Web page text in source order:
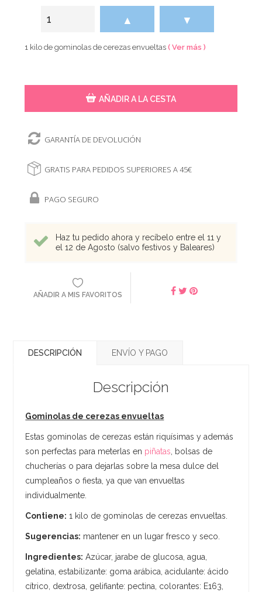
▲ ▼
1 kilo de gominolas de cerezas envueltas( Ver más )
AÑADIR A LA CESTA
GARANTÍA DE DEVOLUCIÓN
GRATIS PARA PEDIDOS SUPERIORES A 45€
PAGO SEGURO
Haz tu pedido ahora y recíbelo entre el 11 y
el 12 de Agosto (salvo festivos y Baleares)
AÑADIR A MIS FAVORITOS
DESCRIPCIÓN ENVÍO Y PAGO
Descripción
Gominolas de cerezas envueltas
Estas gominolas de cerezas están riquísimas y además
son perfectas para meterlas en piñatas , bolsas de
chucherías o para dejarlas sobre la mesa dulce del
cumpleaños o fiesta, ya que van envueltas
individualmente.
Contiene: 1 kilo de gominolas de cerezas envueltas.
Sugerencias: mantener en un lugar fresco y seco.
Ingredientes: Azúcar, jarabe de glucosa, agua,
gelatina, estabilizante: goma arábica, acidulante: ácido
cítrico, dextrosa, gelifiante: pectina, colorantes: E163,